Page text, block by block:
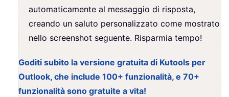
automaticamente al messaggio di risposta,
creando un saluto personalizzato come mostrato
nello screenshot seguente. Risparmia tempo!
Goditi subito la versione gratuita di Kutools per
Outlook, che include 100+ funzionalità, e 70+
funzionalità sono gratuite a vita!